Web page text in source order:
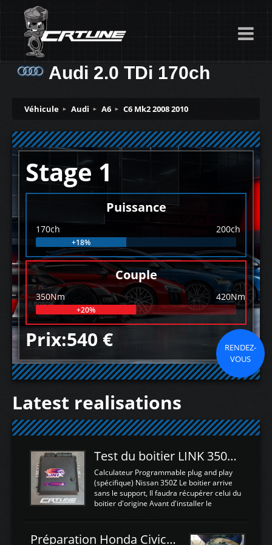
Audi 2.0 TDi 170ch
Véhicule Audi A6 C6 Mk2 2008 2010
Stage 1
Puissance
170ch 200ch
+18%
Couple
350Nm 420Nm
+20%
Prix:540 €
RENDEZ-
VOUS
Latest realisations
Test du boitier LINK 350Z Plugin ECU
Calculateur Programmable plug and play
(spécifique) Nissan 350Z Le boitier arrive
sans le support, Il faudra récupérer celui du
boitier d'origine Avant d'installer le
d'envoyer l'information de la large bande
Préparation Honda Civic Type R FK2